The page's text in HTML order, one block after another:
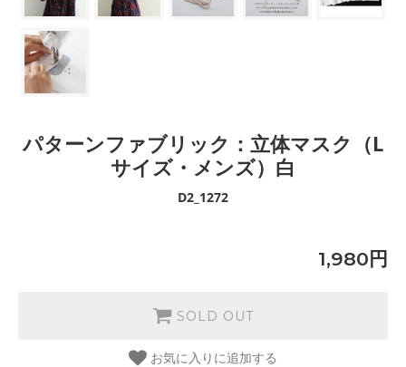
パターンファブリック：立体マスク（L
サイズ・メンズ）白
D2_1272
1,980円
SOLD OUT
お気に入りに追加する